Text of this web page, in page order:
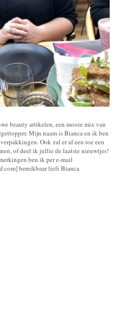
beauty artikelen, een mooie mix van
Mijn naam is Bianca en ik ben
Ook zal er af een toe een
of deel ik jullie de laatste nieuwtjes!
ben ik per e-mail
bereikbaar liefs Bianca